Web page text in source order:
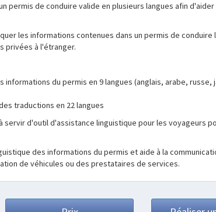
permis de conduire valide en plusieurs langues afin
les informations contenues dans un permis de
privées à l'étranger.
du permis en 9 langues (anglais, arabe,
traductions en 22 langues
servir d'outil d'assistance linguistique pour les voyageurs
des informations du permis et aide à la
de véhicules ou des prestataires de services.